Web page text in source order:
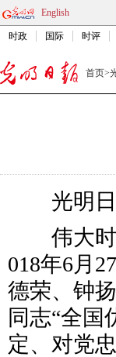
English
时政 国际 时评
首页>
光明日
伟大时
018年6月
德荣、钟
同志“全国
定、对党